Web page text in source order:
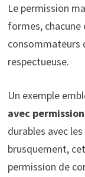
Le permission
formes,
consommateurs
respectueuse.
Un exemple
avec permission
durables avec
brusquement,
permission de